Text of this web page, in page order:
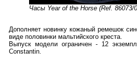
Часы Year of the Horse (Ref. 86073/
Дополняет новинку кожаный ремешок
виде половинки мальтийского креста.
Выпуск модели ограничен - 12
Constantin.